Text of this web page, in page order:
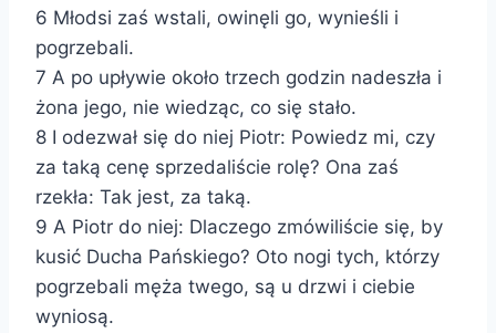
6 Młodsi zaś wstali, owinęli go, wynieśli i
pogrzebali.
7 A po upływie około trzech godzin nadeszła i
żona jego, nie wiedząc, co się stało.
8 I odezwał się do niej Piotr: Powiedz mi, czy
za taką cenę sprzedaliście rolę? Ona zaś
rzekła: Tak jest, za taką.
9 A Piotr do niej: Dlaczego zmówiliście się, by
kusić Ducha Pańskiego? Oto nogi tych, którzy
pogrzebali męża twego, są u drzwi i ciebie
wyniosą.